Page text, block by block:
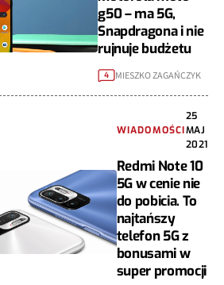
g50 – ma 5G,
Snapdragona i nie
rujnuje budżetu
4 MIESZKO ZAGAŃCZYK
WIADOMOŚCI
25
MAJ
2021
Redmi Note 10
5G w cenie nie
do pobicia. To
najtańszy
telefon 5G z
bonusami w
super promocji